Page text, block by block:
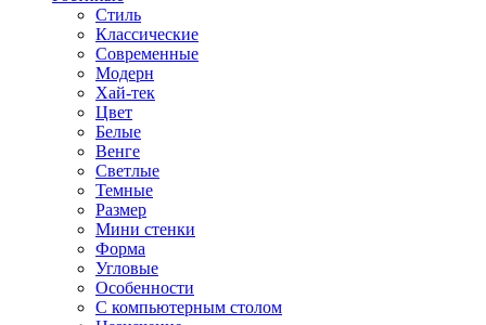
Стиль
Классические
Современные
Модерн
Хай-тек
Цвет
Белые
Венге
Светлые
Темные
Размер
Мини стенки
Форма
Угловые
Особенности
С компьютерным столом